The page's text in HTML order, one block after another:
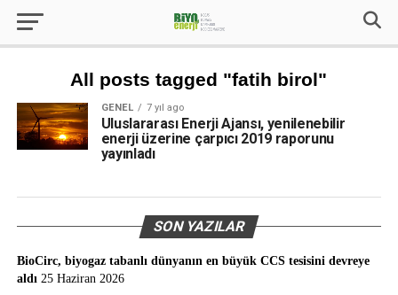
All posts tagged "fatih birol"
GENEL 7 yıl ago
Uluslararası Enerji Ajansı, yenilenebilir
enerji üzerine çarpıcı 2019 raporunu
yayınladı
SON YAZILAR
BioCirc, biyogaz tabanlı dünyanın en büyük CCS tesisini devreye
aldı 25 Haziran 2026